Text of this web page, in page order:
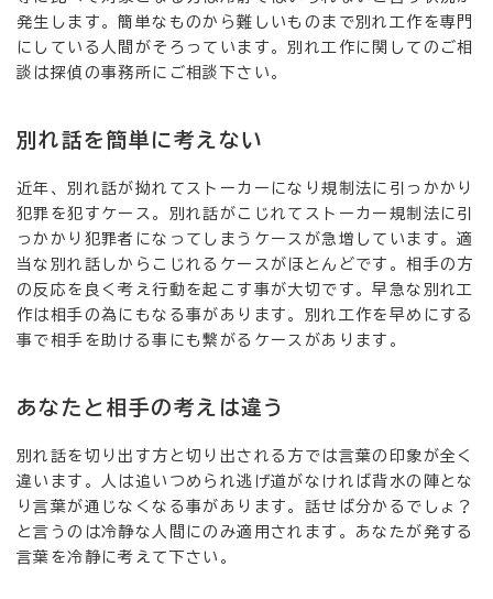
発生します。簡単なものから難しいものまで別れ工作を専門
にしている人間がそろっています。別れ工作に関してのご相
談は探偵の事務所にご相談下さい。
別れ話を簡単に考えない
近年、別れ話が拗れてストーカーになり規制法に引っかかり
犯罪を犯すケース。別れ話がこじれてストーカー規制法に引
っかかり犯罪者になってしまうケースが急増しています。適
当な別れ話しからこじれるケースがほとんどです。相手の方
の反応を良く考え行動を起こす事が大切です。早急な別れ工
作は相手の為にもなる事があります。別れ工作を早めにする
事で相手を助ける事にも繋がるケースがあります。
あなたと相手の考えは違う
別れ話を切り出す方と切り出される方では言葉の印象が全く
違います。人は追いつめられ逃げ道がなければ背水の陣とな
り言葉が通じなくなる事があります。話せば分かるでしょ？
と言うのは冷静な人間にのみ適用されます。あなたが発する
言葉を冷静に考えて下さい。